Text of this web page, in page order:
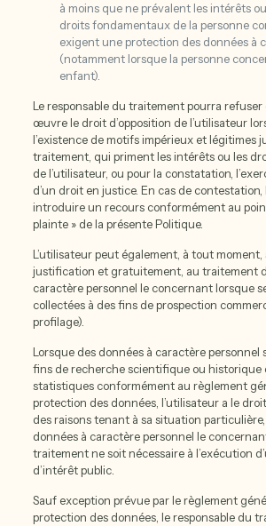
à moins que ne prévalent les intérêts
droits fondamentaux de la personne
exigent une protection des données à
(notamment lorsque la personne
enfant).
Le responsable du traitement pourra refuser
œuvre le droit d’opposition de l’utilisateur
l’existence de motifs impérieux et légitimes
traitement, qui priment les intérêts ou les
de l’utilisateur, ou pour la constatation,
d’un droit en justice. En cas de
introduire un recours conformément au
plainte » de la présente Politique.
L’utilisateur peut également, à tout moment,
justification et gratuitement, au traitement
caractère personnel le concernant lorsque
collectées à des fins de prospection
profilage).
Lorsque des données à caractère personnel
fins de recherche scientifique ou historique
statistiques conformément au règlement
protection des données, l’utilisateur a le droit
des raisons tenant à sa situation
données à caractère personnel le
traitement ne soit nécessaire à l’exécution
d’intérêt public.
Sauf exception prévue par le règlement
protection des données, le responsable du